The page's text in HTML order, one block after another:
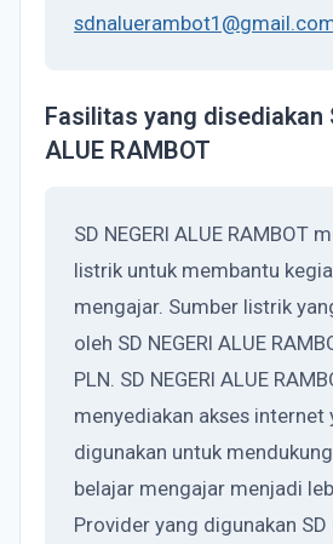
Fasilitas yang disediakan
ALUE RAMBOT
SD NEGERI ALUE RAMBOT
listrik untuk membantu
mengajar. Sumber listrik
oleh SD NEGERI ALUE
PLN. SD NEGERI ALUE
menyediakan akses internet
digunakan untuk
belajar mengajar menjadi
Provider yang digunakan SD